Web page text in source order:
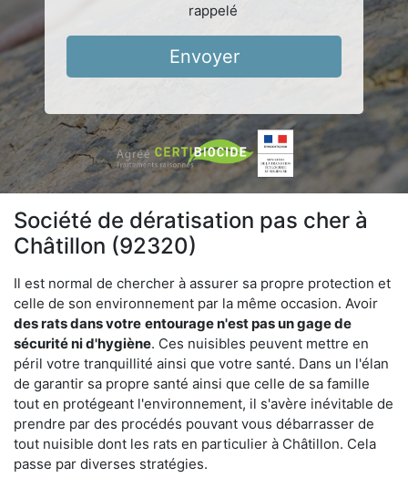
rappelé
Envoyer
Société de dératisation pas cher à
Châtillon (92320)
Il est normal de chercher à assurer sa propre protection et
celle de son environnement par la même occasion. Avoir
des rats dans votre entourage n'est pas un gage de
sécurité ni d'hygiène. Ces nuisibles peuvent mettre en
péril votre tranquillité ainsi que votre santé. Dans un l'élan
de garantir sa propre santé ainsi que celle de sa famille
tout en protégeant l'environnement, il s'avère inévitable de
prendre par des procédés pouvant vous débarrasser de
tout nuisible dont les rats en particulier à Châtillon. Cela
passe par diverses stratégies.